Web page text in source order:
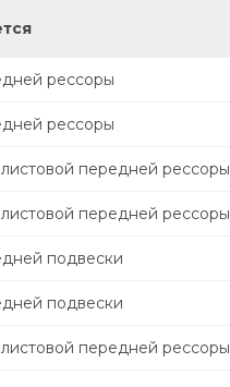
рессоры
рессоры
передней рессоры
передней рессоры
подвески
подвески
передней рессоры